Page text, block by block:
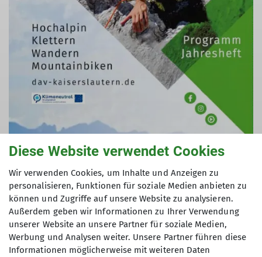
Herunterladen
Jahresheft 2025 (81.8MB, pdf)
Diese Website verwendet Cookies
Wir verwenden Cookies, um Inhalte und Anzeigen zu
personalisieren, Funktionen für soziale Medien anbieten zu
können und Zugriffe auf unsere Website zu analysieren.
Außerdem geben wir Informationen zu Ihrer Verwendung
unserer Website an unsere Partner für soziale Medien,
Werbung und Analysen weiter. Unsere Partner führen diese
Informationen möglicherweise mit weiteren Daten